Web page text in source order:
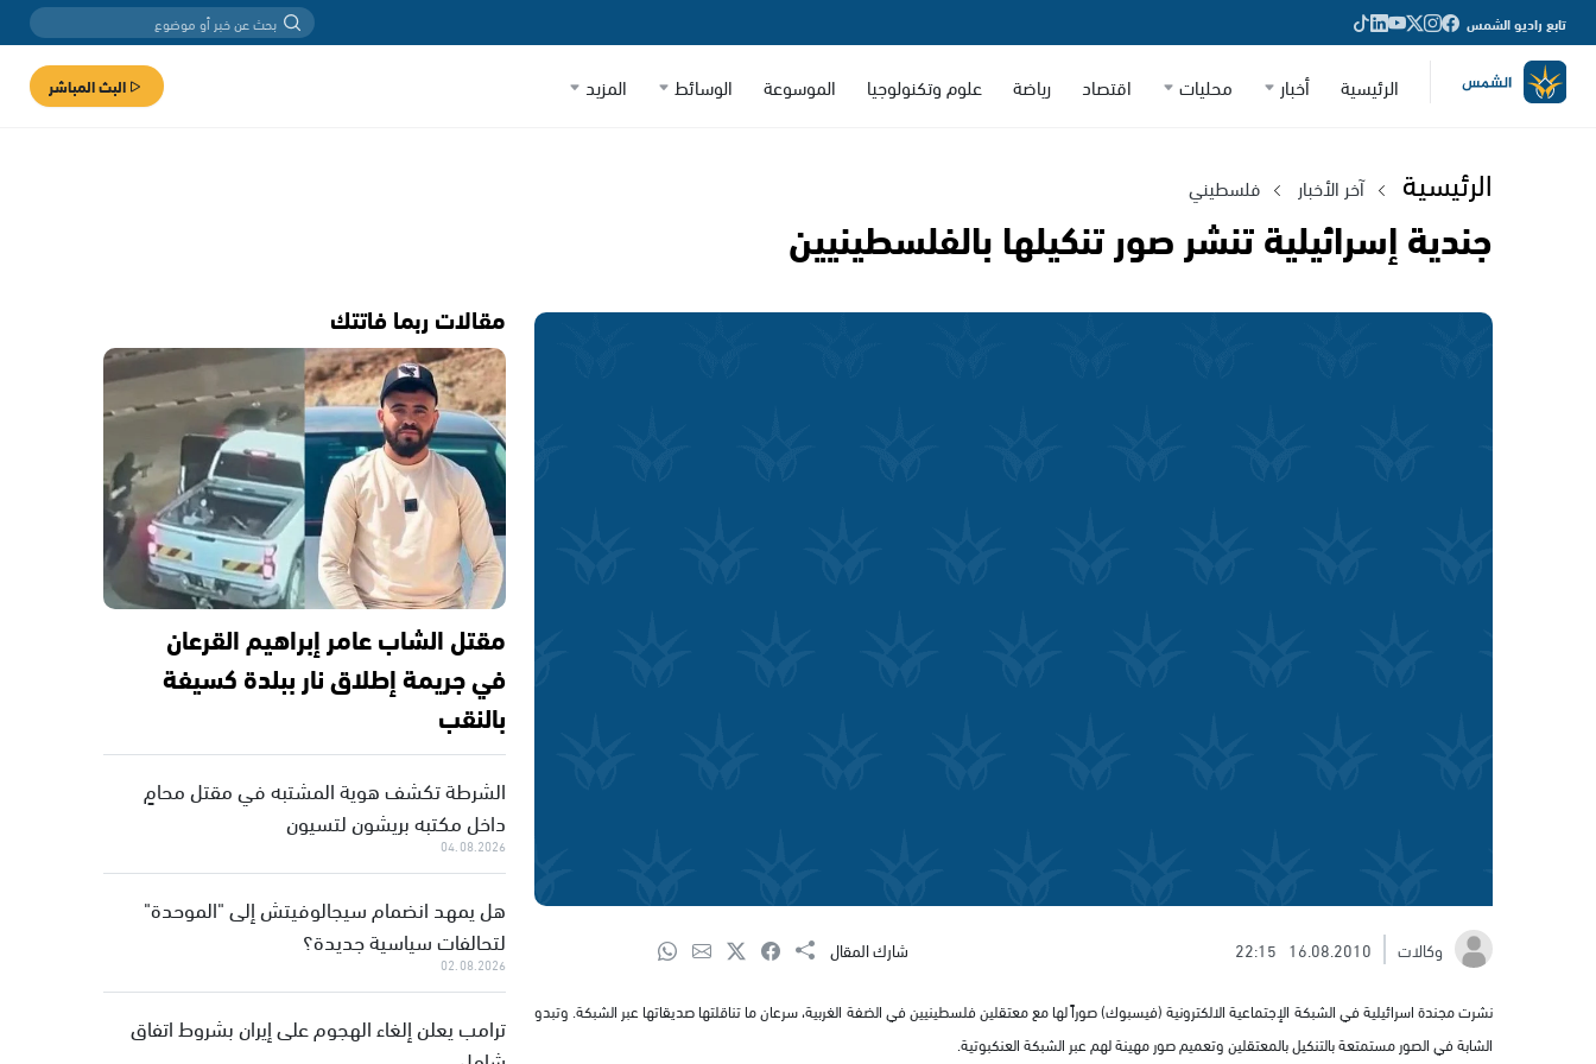
تابع راديو الشمس
الرئيسية أخبار محليات اقتصاد رياضة علوم وتكنولوجيا الموسوعة الوسائط المزيد البث المباشر
الرئيسية آخر الأخبار فلسطيني
جندية إسرائيلية تنشر صور تنكيلها بالفلسطينيين
وكالات 16.08.2010
22:15 شارك المقال
نشرت مجندة اسرائيلية في الشبكة الإجتماعية الالكترونية (فيسبوك) صوراً لها مع معتقلين فلسطينيين في الضفة الغربية، سرعان ما تناقلتها صديقاتها عبر الشبكة. وتبدو
الشابة في الصور مستمتعة بالتنكيل بالمعتقلين وتعميم صور مهينة لهم عبر الشبكة العنكبوتية.
مقالات ربما فاتتك
مقتل الشاب عامر إبراهيم القرعان
في جريمة إطلاق نار ببلدة كسيفة
بالنقب
الشرطة تكشف هوية المشتبه في مقتل محامٍ
داخل مكتبه بريشون لتسيون
04.08.2026
هل يمهد انضمام سيجالوفيتش إلى "الموحدة"
لتحالفات سياسية جديدة؟
02.08.2026
ترامب يعلن إلغاء الهجوم على إيران بشروط اتفاق